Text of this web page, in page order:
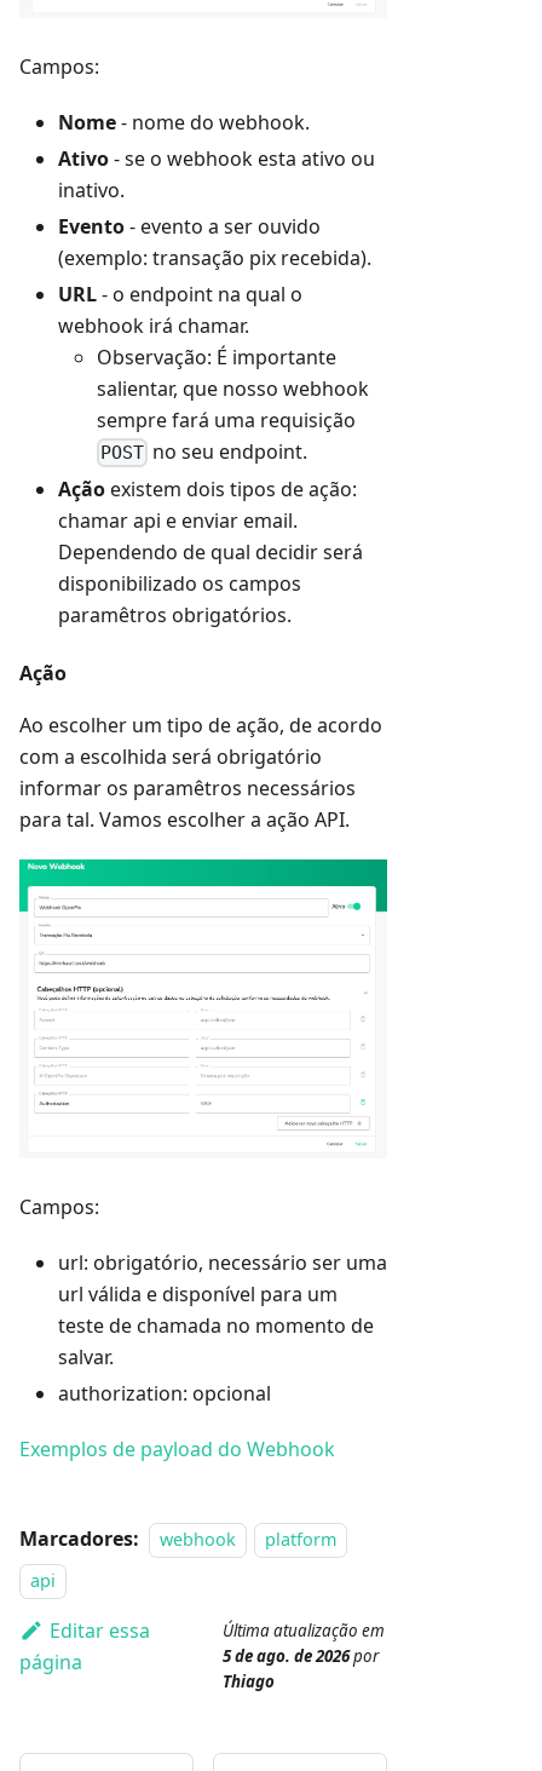
Campos:
Nome- nome do webhook.
Ativo- se o webhook esta ativo ou
inativo.
Evento- evento a ser ouvido
(exemplo: transação pix recebida).
URL- o endpoint na qual o
webhook irá chamar.
Observação: É importante
salientar, que nosso webhook
sempre fará uma requisição
POST no seu endpoint.
Açãoexistem dois tipos de ação:
chamar api e enviar email.
Dependendo de qual decidir será
disponibilizado os campos
paramêtros obrigatórios.
Ação
Ao escolher um tipo de ação, de acordo
com a escolhida será obrigatório
informar os paramêtros necessários
para tal. Vamos escolher a ação API.
Campos:
url: obrigatório, necessário ser uma
url válida e disponível para um
teste de chamada no momento de
salvar.
authorization: opcional
Exemplos de payload do Webhook
Marcadores: webhook
platform
api
Editar essa
página
Última atualização em
5 de ago. de 2026por
Thiago